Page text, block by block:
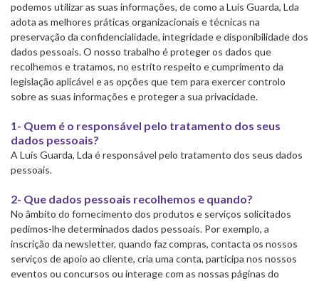
podemos utilizar as suas informações, de como a Luís Guarda, Lda
adota as melhores práticas organizacionais e técnicas na
preservação da confidencialidade, integridade e disponibilidade dos
dados pessoais. O nosso trabalho é proteger os dados que
recolhemos e tratamos, no estrito respeito e cumprimento da
legislação aplicável e as opções que tem para exercer controlo
sobre as suas informações e proteger a sua privacidade.
1- Quem é o responsável pelo tratamento dos seus
dados pessoais?
A Luís Guarda, Lda é responsável pelo tratamento dos seus dados
pessoais.
2- Que dados pessoais recolhemos e quando?
No âmbito do fornecimento dos produtos e serviços solicitados
pedimos-lhe determinados dados pessoais. Por exemplo, a
inscrição da newsletter, quando faz compras, contacta os nossos
serviços de apoio ao cliente, cria uma conta, participa nos nossos
eventos ou concursos ou interage com as nossas páginas do